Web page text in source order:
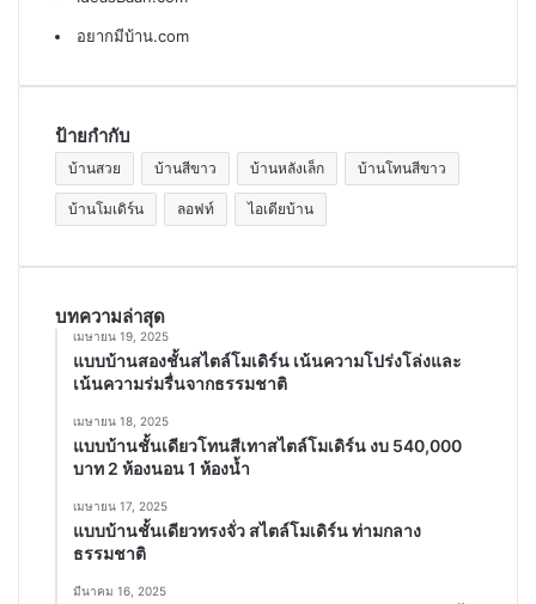
อยากมีบ้าน.com
ป้ายกำกับ
บ้านสวย บ้านสีขาว บ้านหลังเล็ก บ้านโทนสีขาว
บ้านโมเดิร์น ลอฟท์ ไอเดียบ้าน
บทความล่าสุด
เมษายน 19, 2025
แบบบ้านสองชั้นสไตล์โมเดิร์น เน้นความโปร่งโล่งและ
เน้นความร่มรื่นจากธรรมชาติ
เมษายน 18, 2025
แบบบ้านชั้นเดียวโทนสีเทาสไตล์โมเดิร์น งบ 540,000
บาท 2 ห้องนอน 1 ห้องน้ำ
เมษายน 17, 2025
แบบบ้านชั้นเดียวทรงจั่ว สไตล์โมเดิร์น ท่ามกลาง
ธรรมชาติ
มีนาคม 16, 2025